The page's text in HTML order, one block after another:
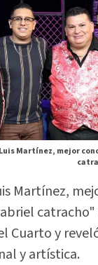
Martínez, mejor
Martínez,
Cuarto y
y artística.